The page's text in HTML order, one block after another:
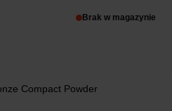
Brak w magazynie
Compact Powder